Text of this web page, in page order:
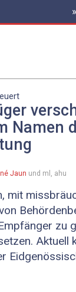
HEADER
MENU
Namen
Jaun und ml, ahu
mit
zu
Aktuell